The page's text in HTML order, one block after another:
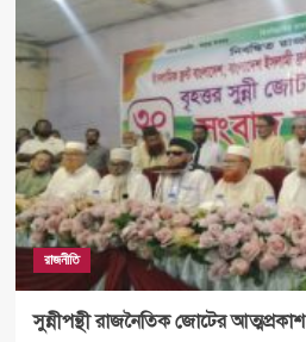
নিষিদ্ধে
অধিকারের
দাবির
সঙ্গে
একমত
জামায়াত
রাজনীতি
সুন্নীপন্থী রাজনৈতিক জোটের আত্মপ্রকাশ